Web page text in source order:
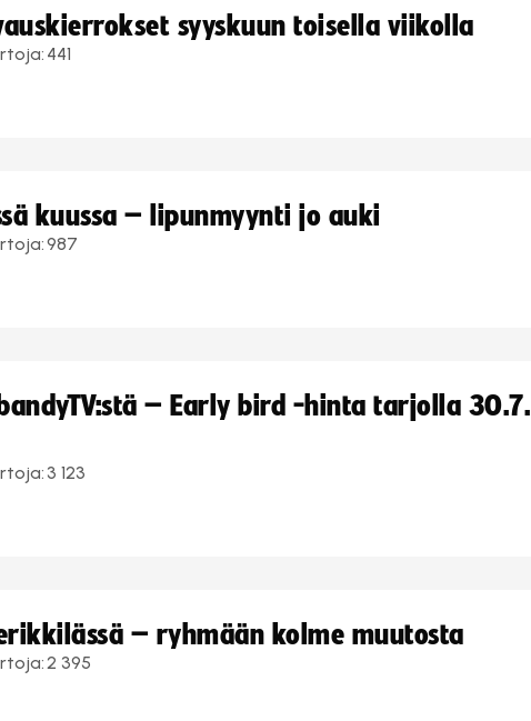
syyskuun toisella viikolla
441
kuussa – lipunmyynti jo auki
987
– Early bird -hinta tarjolla 30.7.
3 123
– ryhmään kolme muutosta
2 395